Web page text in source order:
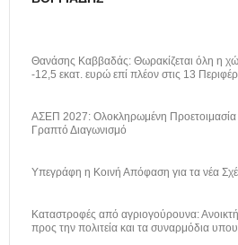
Θανάσης Καββαδάς: Θωρακίζεται όλη η
-12,5 εκατ. ευρώ επί πλέον στις 13
ΑΣΕΠ 2027: Ολοκληρωμένη Προετοιμασία
Γραπτό Διαγωνισμό
Υπεγράφη η Κοινή Απόφαση για τα νέα
Καταστροφές από αγριογούρουνα:
προς την πολιτεία και τα συναρμόδια